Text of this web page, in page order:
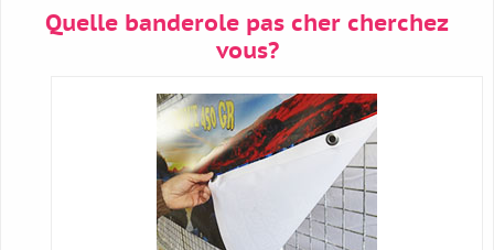
Quelle banderole pas cher cherchez
vous?